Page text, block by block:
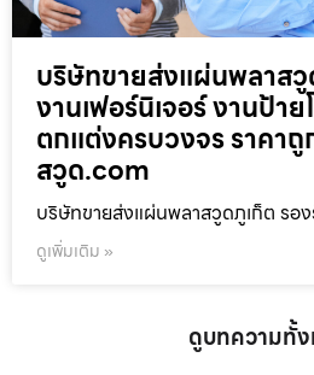
บริษัทขายส่งแผ่นพลาสวู
งานเฟอร์นิเจอร์ งานป้า
ตกแต่งครบวงจร ราคา
สวูด.com
บริษัทขายส่งแผ่นพลาสวูดภูเก็ต รอง
ดูเพิ่มเติม »
ดูบทความทั้